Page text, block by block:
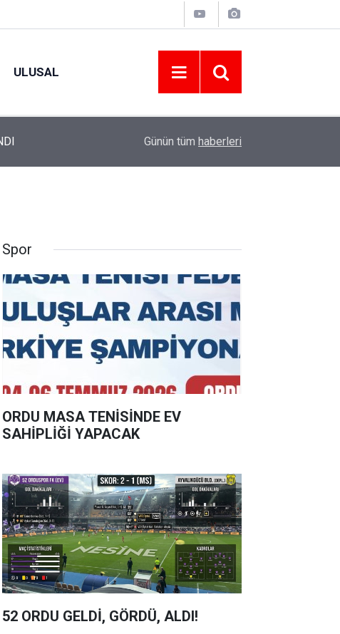
ULUSAL
ORDU ASKF’DEN İŞ DÜNYASINA AMATÖR
Günün tüm haberleri
Spor
ORDU MASA TENİSİNDE EV
SAHİPLİĞİ YAPACAK
52 ORDU GELDİ, GÖRDÜ, ALDI!